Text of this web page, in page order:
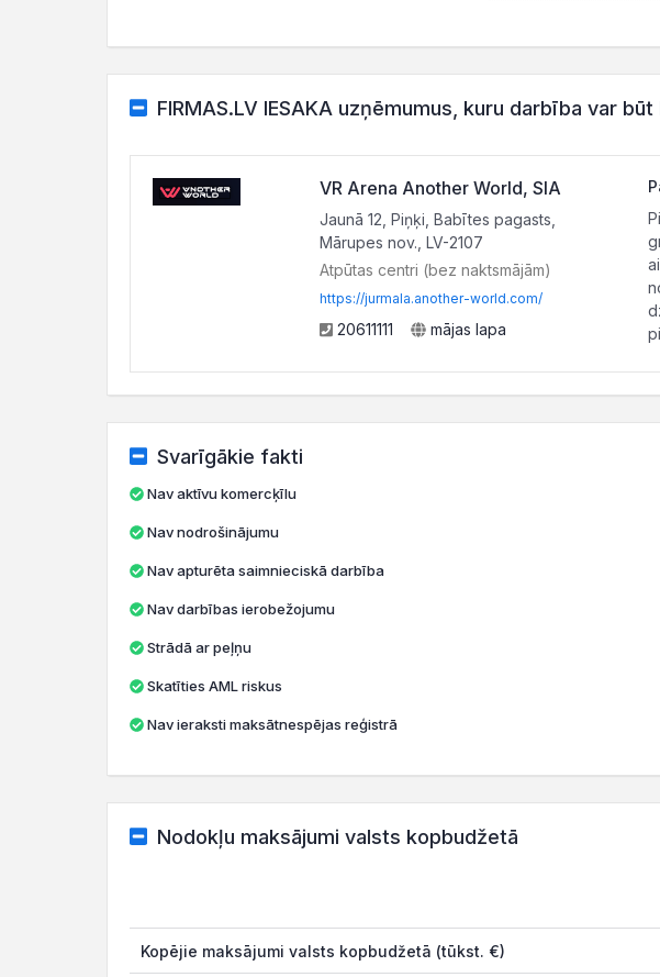
FIRMAS.LV IESAKA uzņēmumus, kuru darbība var
VR Arena Another World, SIA
Jaunā 12, Piņķi, Babītes pagasts,
Mārupes nov., LV-2107
Atpūtas centri (bez naktsmājām)
https://jurmala.another-world.com/
20611111 mājas lapa
Svarīgākie fakti
Nav aktīvu komercķīlu
Nav nodrošinājumu
Nav apturēta saimnieciskā darbība
Nav darbības ierobežojumu
Strādā ar peļņu
Skatīties AML riskus
Nav ieraksti maksātnespējas reģistrā
Nodokļu maksājumi valsts kopbudžetā
Kopējie maksājumi valsts kopbudžetā (tūkst. €)